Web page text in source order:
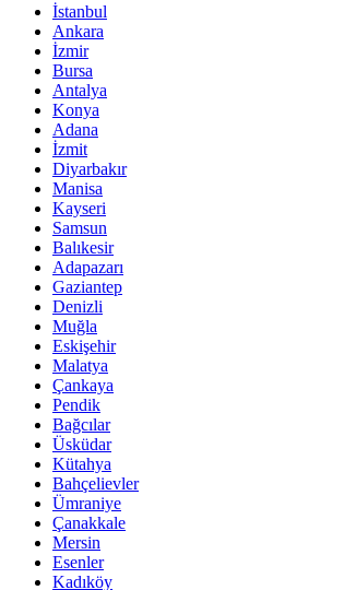
İstanbul
Ankara
İzmir
Bursa
Antalya
Konya
Adana
İzmit
Diyarbakır
Manisa
Kayseri
Samsun
Balıkesir
Adapazarı
Gaziantep
Denizli
Muğla
Eskişehir
Malatya
Çankaya
Pendik
Bağcılar
Üsküdar
Kütahya
Bahçelievler
Ümraniye
Çanakkale
Mersin
Esenler
Kadıköy